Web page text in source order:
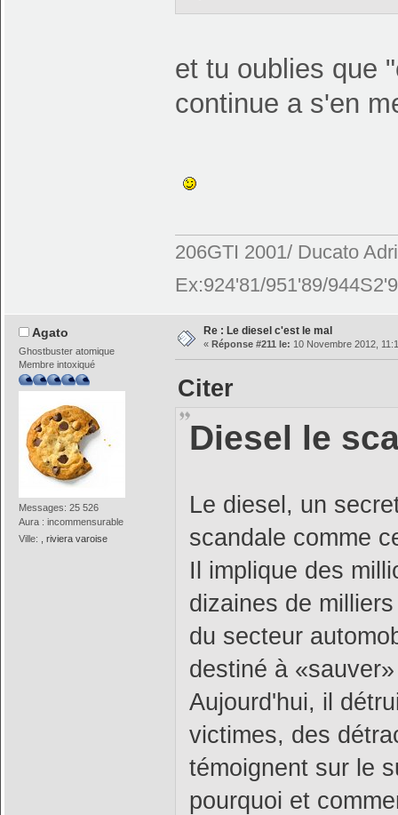
et tu oublies que
continue a s'en
206GTI 2001/ Ducato
Ex:924'81/951'89/
Agato
Ghostbuster atomique
Membre intoxiqué
Messages: 25 526
Aura : incommensurable
Ville:
, riviera varoise
Re : Le diesel c'est le mal
« Réponse #211 le: 10 Novembre 2012,
Citer
Diesel le
Le diesel, un
scandale comme
Il implique des
dizaines de
du secteur
destiné à
Aujourd'hui, il
victimes, des
témoignent sur le
pourquoi et